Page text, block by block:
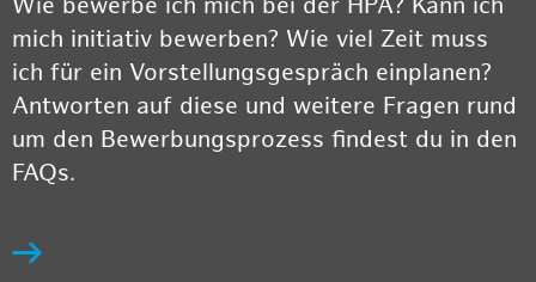
Wie bewerbe ich mich bei der HPA? Kann ich
mich initiativ bewerben? Wie viel Zeit muss
ich für ein Vorstellungsgespräch einplanen?
Antworten auf diese und weitere Fragen rund
um den Bewerbungsprozess findest du in den
FAQs.